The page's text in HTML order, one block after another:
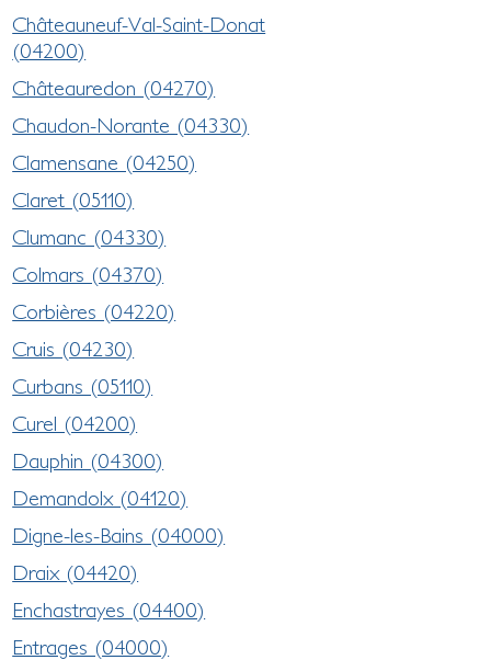
Châteauneuf-Val-Saint-Donat
(04200)
Châteauredon (04270)
Chaudon-Norante (04330)
Clamensane (04250)
Claret (05110)
Clumanc (04330)
Colmars (04370)
Corbières (04220)
Cruis (04230)
Curbans (05110)
Curel (04200)
Dauphin (04300)
Demandolx (04120)
Digne-les-Bains (04000)
Draix (04420)
Enchastrayes (04400)
Entrages (04000)